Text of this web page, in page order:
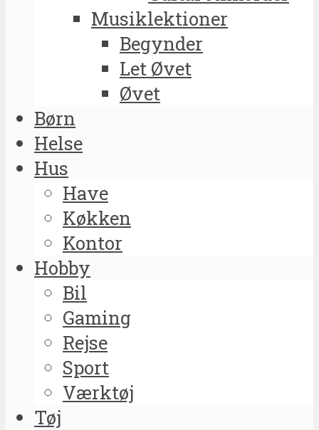
Musiklektioner
Begynder
Let Øvet
Øvet
Børn
Helse
Hus
Have
Køkken
Kontor
Hobby
Bil
Gaming
Rejse
Sport
Værktøj
Tøj